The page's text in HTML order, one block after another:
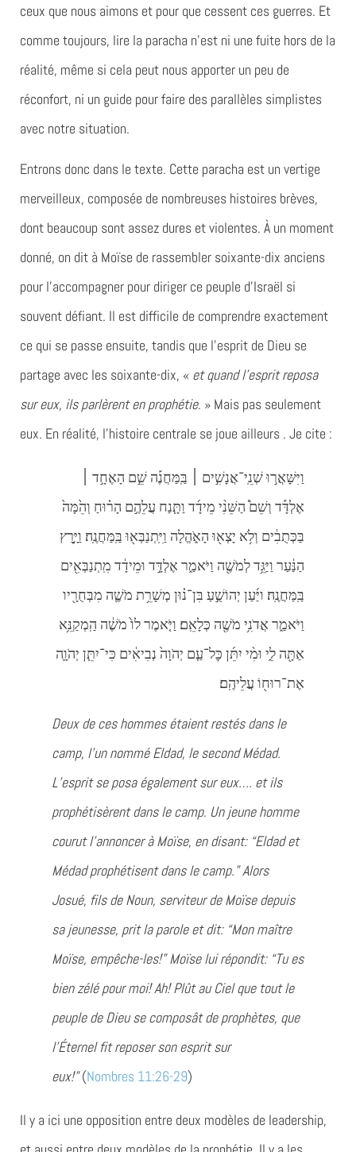
ceux que nous aimons et pour que cessent ces guerres. Et
comme toujours, lire la paracha n’est ni une fuite hors de la
réalité, même si cela peut nous apporter un peu de
réconfort, ni un guide pour faire des parallèles simplistes
avec notre situation.
Entrons donc dans le texte. Cette paracha est un vertige
merveilleux, composée de nombreuses histoires brèves,
dont beaucoup sont assez dures et violentes. À un moment
donné, on dit à Moïse de rassembler soixante-dix anciens
pour l’accompagner pour diriger ce peuple d’Israël si
souvent défiant. Il est difficile de comprendre exactement
ce qui se passe ensuite, tandis que l’esprit de Dieu se
partage avec les soixante-dix, « et quand l’esprit reposa
sur eux, ils parlèrent en prophétie. » Mais pas seulement
eux. En réalité, l’histoire centrale se joue ailleurs . Je cite :
וַיִּשָּׁאֲר֣וּ שְׁנֵֽי־אֲנָשִׁ֣ים ׀ בַּֽמַּחֲנֶ֡ה שֵׁ֣ם הָאֶחָ֣ד ׀
אֶלְדָּ֡ד וְשֵׁם֩ הַשֵּׁנִ֨י מֵידָ֜ד וַתָּ֧נַח עֲלֵהֶ֣ם הָר֗וּחַ וְהֵ֙מָּה֙
בַּכְּתֻבִ֔ים וְלֹ֥א יָצְא֖וּ הָאֹ֑הֱלָה וַיִּֽתְנַבְּא֖וּ בַּֽמַּחֲנֶֽה׃ וַיָּ֣רׇץ
הַנַּ֔עַר וַיַּגֵּ֥ד לְמֹשֶׁ֖ה וַיֹּאמַ֑ר אֶלְדָּ֣ד וּמֵידָ֔ד מִֽתְנַבְּאִ֖ים
בַּֽמַּחֲנֶֽה׃ ויַּ֜עַן יְהוֹשֻׁ֣עַ בִּן־נ֗וּן מְשָׁרֵ֥ת מֹשֶׁ֛ה מִבְּחֻרָ֖יו
וַיֹּאמַ֑ר אֲדֹנִ֥י מֹשֶׁ֖ה כְּלָאֵֽם׃ וַיֹּ֤אמֶר לוֹ֙ מֹשֶׁ֔ה הַֽמְקַנֵּ֥א
אַתָּ֖ה לִ֑י וּמִ֨י יִתֵּ֜ן כׇּל־עַ֤ם יְהֹוָה֙ נְבִיאִ֔ים כִּי־יִתֵּ֧ן יְהֹוָ֛ה
אֶת־רוּח֖וֹ עֲלֵיהֶֽם׃
Deux de ces hommes étaient restés dans le
camp, l’un nommé Eldad, le second Médad.
L’esprit se posa également sur eux…. et ils
prophétisèrent dans le camp. Un jeune homme
courut l’annoncer à Moïse, en disant: “Eldad et
Médad prophétisent dans le camp.” Alors
Josué, fils de Noun, serviteur de Moïse depuis
sa jeunesse, prit la parole et dit: “Mon maître
Moïse, empêche-les!” Moïse lui répondit: “Tu es
bien zélé pour moi! Ah! Plût au Ciel que tout le
peuple de Dieu se composât de prophètes, que
l’Éternel fit reposer son esprit sur
eux!”(Nombres 11:26-29)
Il y a ici une opposition entre deux modèles de leadership,